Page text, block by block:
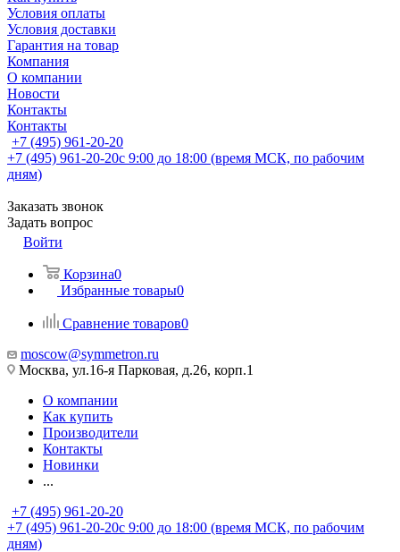
Условия оплаты
Условия доставки
Гарантия на товар
Компания
О компании
Новости
Контакты
Контакты
+7 (495) 961-20-20
+7 (495) 961-20-20с 9:00 до 18:00 (время МСК, по рабочим
дням)
Заказать звонок
Задать вопрос
Войти
Корзина0
Избранные товары0
Сравнение товаров0
moscow@symmetron.ru
Москва, ул.16-я Парковая, д.26, корп.1
О компании
Как купить
Производители
Контакты
Новинки
...
+7 (495) 961-20-20
+7 (495) 961-20-20с 9:00 до 18:00 (время МСК, по рабочим
дням)